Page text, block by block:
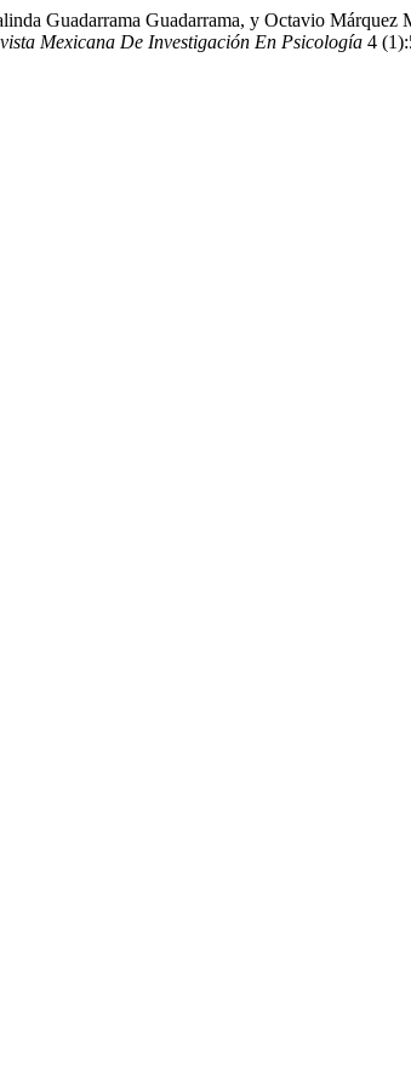
Guadarrama Guadarrama, y Octavio
Mexicana De Investigación En Psicología 4